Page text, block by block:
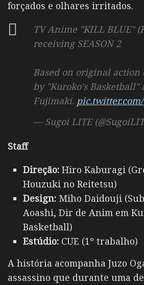
forçados e olhares irritados.
TV Anime "KILL BLUE"
receiving SEASON 2
Based on original action
by "Kuroko's Basketball"
Fujimaki.
— Sugoi LITE
Staff
Direção: Hiro Kaburagi
Houzuki no Reitetsu)
Design: Miho Daidouji
Aoashi, Dir de Anim em
Basketball)
Estúdio: CUE (1º trabalho)
A história acompanha Juzo
assassino que durante uma